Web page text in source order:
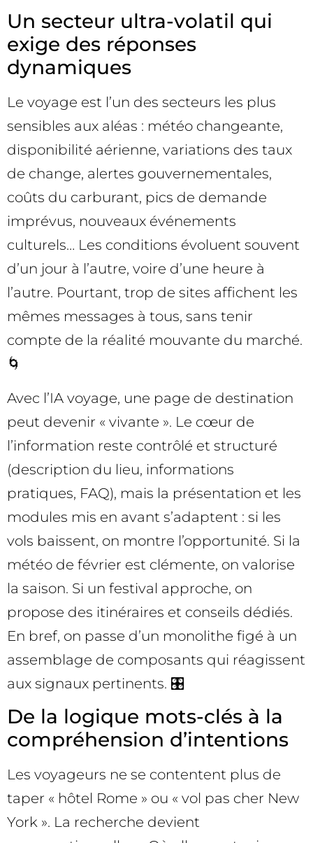
Un secteur ultra-volatil qui
exige des réponses
dynamiques
Le voyage est l’un des secteurs les plus
sensibles aux aléas : météo changeante,
disponibilité aérienne, variations des taux
de change, alertes gouvernementales,
coûts du carburant, pics de demande
imprévus, nouveaux événements
culturels… Les conditions évoluent souvent
d’un jour à l’autre, voire d’une heure à
l’autre. Pourtant, trop de sites affichent les
mêmes messages à tous, sans tenir
compte de la réalité mouvante du marché.
🌀
Avec l’IA voyage, une page de destination
peut devenir « vivante ». Le cœur de
l’information reste contrôlé et structuré
(description du lieu, informations
pratiques, FAQ), mais la présentation et les
modules mis en avant s’adaptent : si les
vols baissent, on montre l’opportunité. Si la
météo de février est clémente, on valorise
la saison. Si un festival approche, on
propose des itinéraires et conseils dédiés.
En bref, on passe d’un monolithe figé à un
assemblage de composants qui réagissent
aux signaux pertinents. 🎛️
De la logique mots-clés à la
compréhension d’intentions
Les voyageurs ne se contentent plus de
taper « hôtel Rome » ou « vol pas cher New
York ». La recherche devient